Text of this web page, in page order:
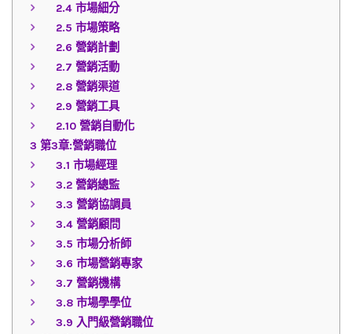
2.4 市場細分
2.5 市場策略
2.6 營銷計劃
2.7 營銷活動
2.8 營銷渠道
2.9 營銷工具
2.10 營銷自動化
3 第3章:營銷職位
3.1 市場經理
3.2 營銷總監
3.3 營銷協調員
3.4 營銷顧問
3.5 市場分析師
3.6 市場營銷專家
3.7 營銷機構
3.8 市場學學位
3.9 入門級營銷職位